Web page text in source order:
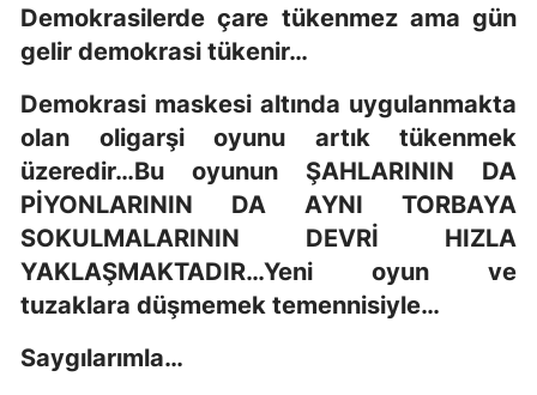
Demokrasilerde çare tükenmez ama gün
gelir demokrasi tükenir…
Demokrasi maskesi altında uygulanmakta
olan oligarşi oyunu artık tükenmek
üzeredir…Bu oyunun ŞAHLARININ DA
PİYONLARININ DA AYNI TORBAYA
SOKULMALARININ DEVRİ HIZLA
YAKLAŞMAKTADIR…Yeni oyun ve
tuzaklara düşmemek temennisiyle…
Saygılarımla…